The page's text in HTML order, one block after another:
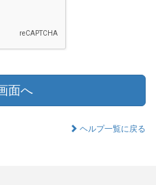
面へ
ヘルプ一覧に戻る